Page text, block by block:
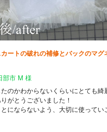
ートの破れの補修とバックのマグ
部市 M 様
のかわからないくらいにとても綺
がとうございました！
にならないよう、大切に使ってい